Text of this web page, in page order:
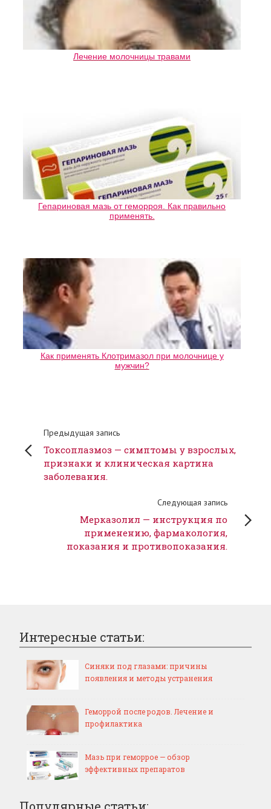
Лечение молочницы травами
Гепариновая мазь от геморроя. Как правильно
применять.
Как применять Клотримазол при молочнице у
мужчин?
Предыдущая запись
Токсоплазмоз — симптомы у взрослых,
признаки и клиническая картина
заболевания.
Следующая запись
Мерказолил — инструкция по
применению, фармакология,
показания и противопоказания.
Интересные статьи:
Синяки под глазами: причины
появления и методы устранения
Геморрой после родов. Лечение и
профилактика
Мазь при геморрое — обзор
эффективных препаратов